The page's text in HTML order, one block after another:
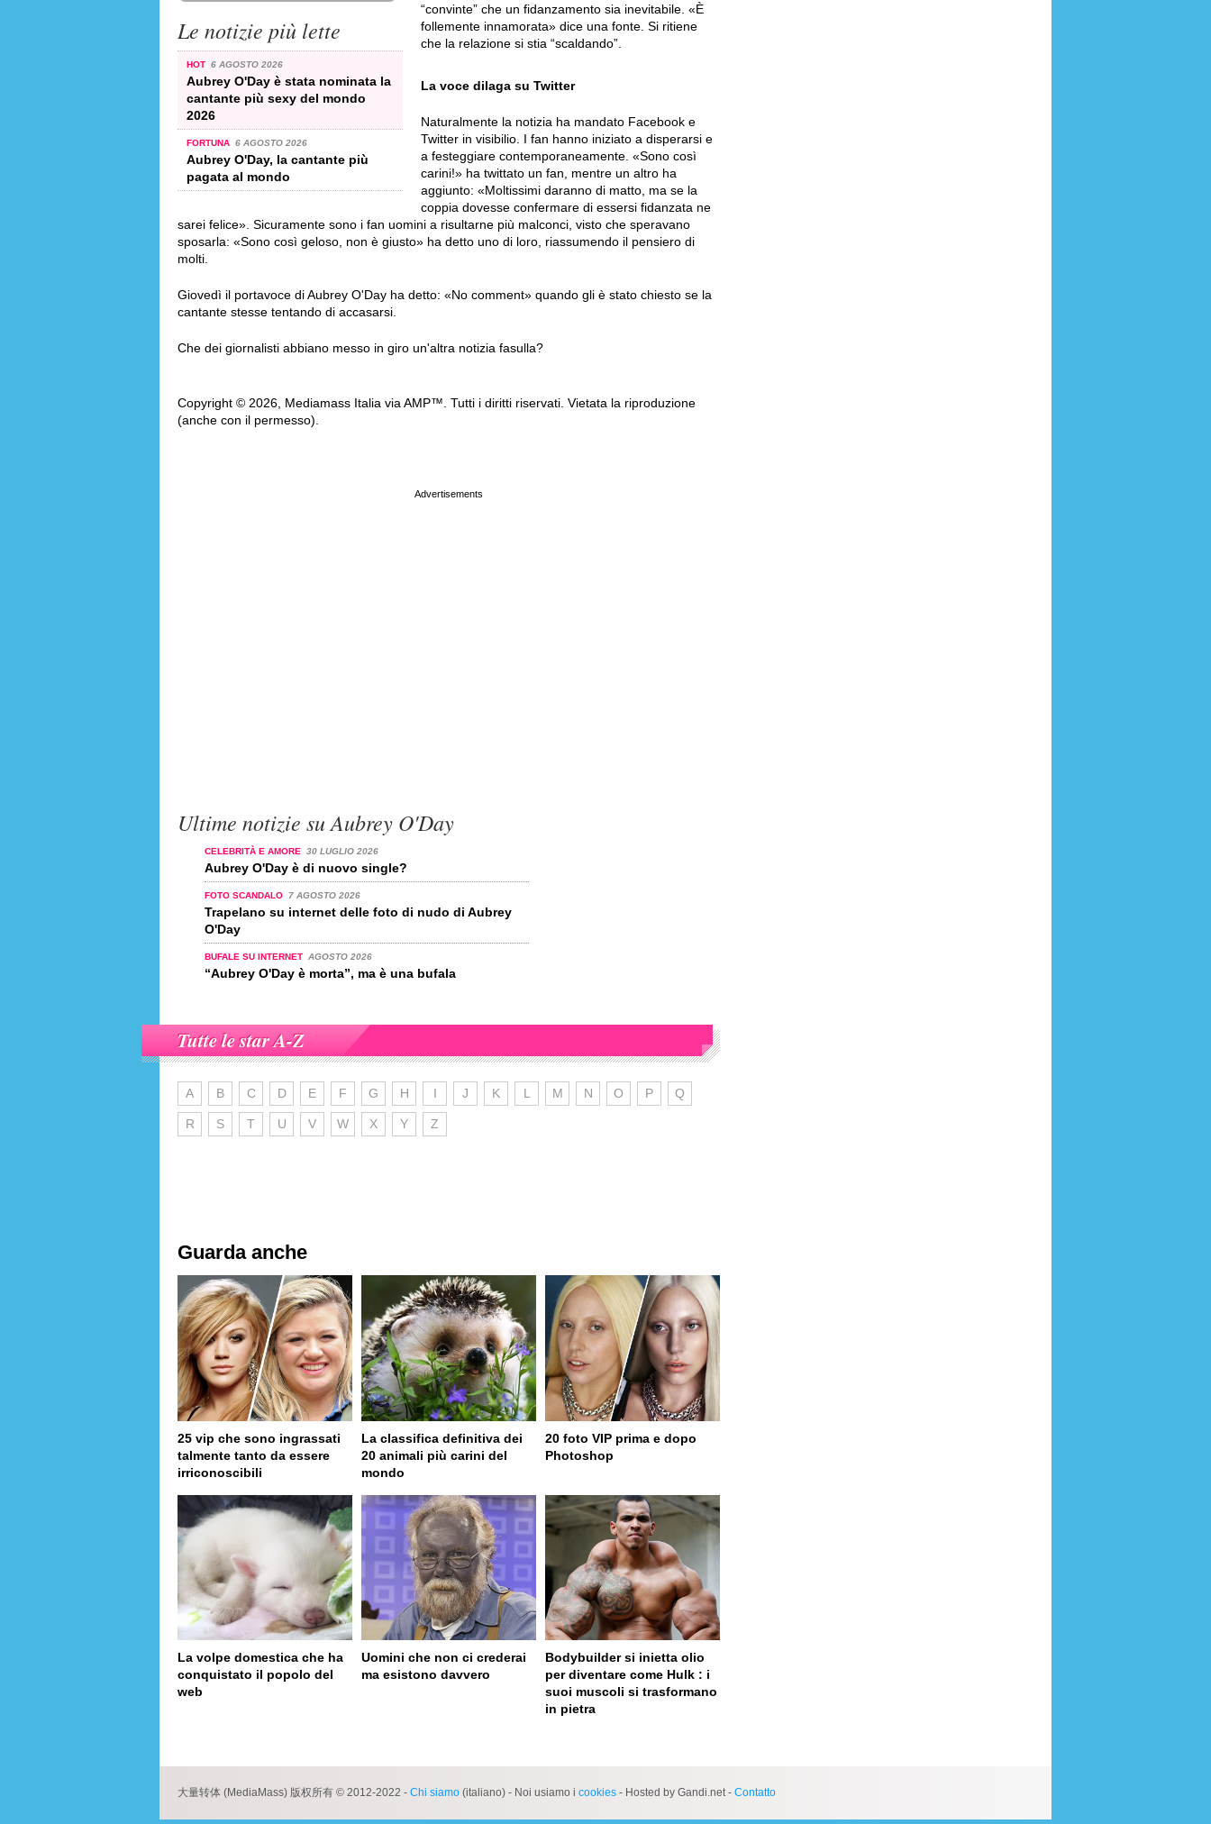
Le notizie più lette
HOT 6 AGOSTO 2026
Aubrey O'Day è stata nominata la
cantante più sexy del mondo
2026
FORTUNA 6 AGOSTO 2026
Aubrey O'Day, la cantante più
pagata al mondo
“convinte” che un fidanzamento sia inevitabile. «È
follemente innamorata» dice una fonte. Si ritiene
che la relazione si stia “scaldando”.
La voce dilaga su Twitter
Naturalmente la notizia ha mandato Facebook e
Twitter in visibilio. I fan hanno iniziato a disperarsi e
a festeggiare contemporaneamente. «Sono così
carini!» ha twittato un fan, mentre un altro ha
aggiunto: «Moltissimi daranno di matto, ma se la
coppia dovesse confermare di essersi fidanzata ne
sarei felice». Sicuramente sono i fan uomini a risultarne più malconci, visto che speravano
sposarla: «Sono così geloso, non è giusto» ha detto uno di loro, riassumendo il pensiero di
molti.
Giovedì il portavoce di Aubrey O'Day ha detto: «No comment» quando gli è stato chiesto se la
cantante stesse tentando di accasarsi.
Che dei giornalisti abbiano messo in giro un'altra notizia fasulla?
Copyright © 2026, Mediamass Italia via AMP™. Tutti i diritti riservati. Vietata la riproduzione
(anche con il permesso).
Ultime notizie su Aubrey O'Day
CELEBRITÀ E AMORE 30 LUGLIO 2026
Aubrey O'Day è di nuovo single?
FOTO SCANDALO 7 AGOSTO 2026
Trapelano su internet delle foto di nudo di Aubrey
O'Day
BUFALE SU INTERNET AGOSTO 2026
“Aubrey O'Day è morta”, ma è una bufala
Tutte le star A-Z
A B C D E F G H I J K L M N O P Q
R S T U V W X Y Z
Guarda anche
25 vip che sono ingrassati
talmente tanto da essere
irriconoscibili
La classifica definitiva dei
20 animali più carini del
mondo
20 foto VIP prima e dopo
Photoshop
La volpe domestica che ha
conquistato il popolo del
web
Uomini che non ci crederai
ma esistono davvero
Bodybuilder si inietta olio
per diventare come Hulk : i
suoi muscoli si trasformano
in pietra
大量转体 (MediaMass) 版权所有 © 2012-2022 - Chi siamo (italiano) - Noi usiamo i cookies - Hosted by Gandi.net - Contatto